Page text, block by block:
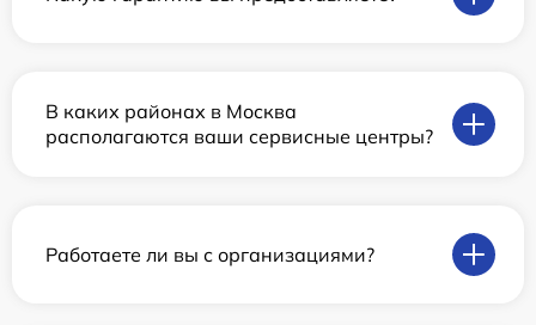
В каких районах в Москва
располагаются ваши сервисные центры?
Работаете ли вы с организациями?